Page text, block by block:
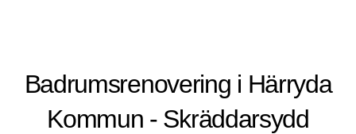
Badrumsrenovering i Härryda
Kommun - Skräddarsydd